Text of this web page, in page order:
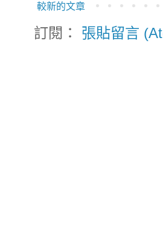
較新的文章
訂閱： 張貼留言